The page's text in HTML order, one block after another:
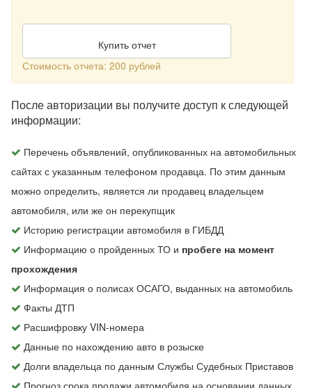
Купить отчет
Стоимость отчета: 200 рублей
После авторизации вы получите доступ к следующей
информации:
Перечень объявлений, опубликованных на автомобильных
сайтах с указанным телефоном продавца. По этим данным
можно определить, является ли продавец владельцем
автомобиля, или же он перекупщик
Историю регистрации автомобиля в ГИБДД
Информацию о пройденных ТО и пробеге на момент
прохождения
Информация о полисах ОСАГО, выданных на автомобиль
Факты ДТП
Расшифровку VIN-номера
Данные по нахождению авто в розыске
Долги владельца по данным Службы Судебных Приставов
Прогноз срока продажи автомобиля на основании данных